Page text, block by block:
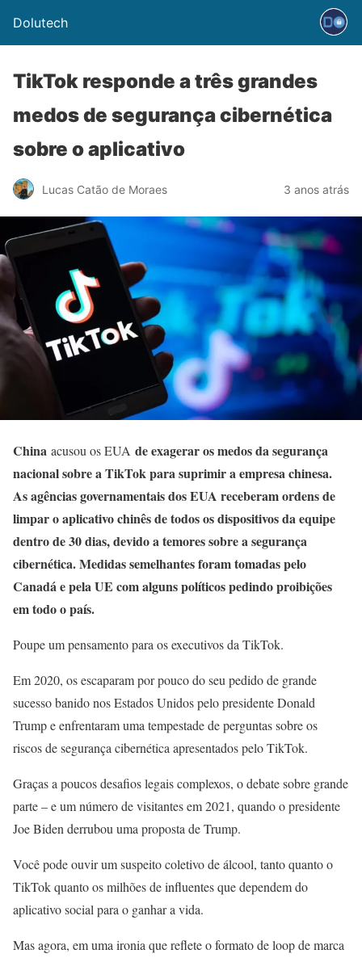
Dolutech
TikTok responde a três grandes
medos de segurança cibernética
sobre o aplicativo
Lucas Catão de Moraes 3 anos atrás
China acusou os EUA de exagerar os medos da segurança
nacional sobre a TikTok para suprimir a empresa chinesa.
As agências governamentais dos EUA receberam ordens de
limpar o aplicativo chinês de todos os dispositivos da equipe
dentro de 30 dias, devido a temores sobre a segurança
cibernética. Medidas semelhantes foram tomadas pelo
Canadá e pela UE com alguns políticos pedindo proibições
em todo o país.
Poupe um pensamento para os executivos da TikTok.
Em 2020, os escaparam por pouco do seu pedido de grande
sucesso banido nos Estados Unidos pelo presidente Donald
Trump e enfrentaram uma tempestade de perguntas sobre os
riscos de segurança cibernética apresentados pelo TikTok.
Graças a poucos desafios legais complexos, o debate sobre grande
parte – e um número de visitantes em 2021, quando o presidente
Joe Biden derrubou uma proposta de Trump.
Você pode ouvir um suspeito coletivo de álcool, tanto quanto o
TikTok quanto os milhões de influentes que dependem do
aplicativo social para o ganhar a vida.
Mas agora, em uma ironia que reflete o formato de loop de marca